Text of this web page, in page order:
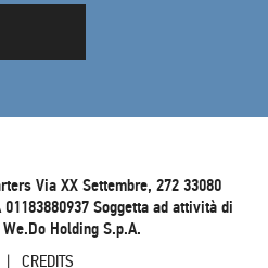
Via XX Settembre, 272 33080
Soggetta ad attività di
Holding S.p.A.
CREDITS